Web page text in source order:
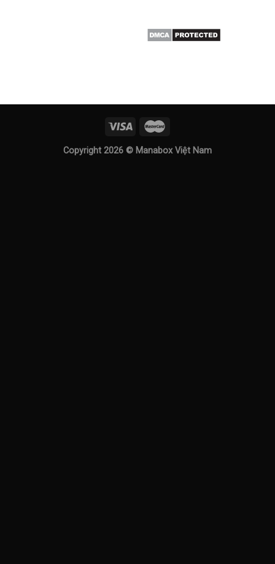
Copyright 2026 © Manabox Việt Nam